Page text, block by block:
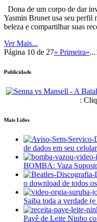
Dona de um corpo de dar
Yasmin Brunet usa seu perfil
beleza e compartilhar suas
Ver Mais...
Página 10 de 27« Primeira«...
Publicidade
:
Mais Lidos
de dados em seu
BOMBA: Vaza
o download de todos
Saiba toda a verdade
Pavê de Leite Ninho